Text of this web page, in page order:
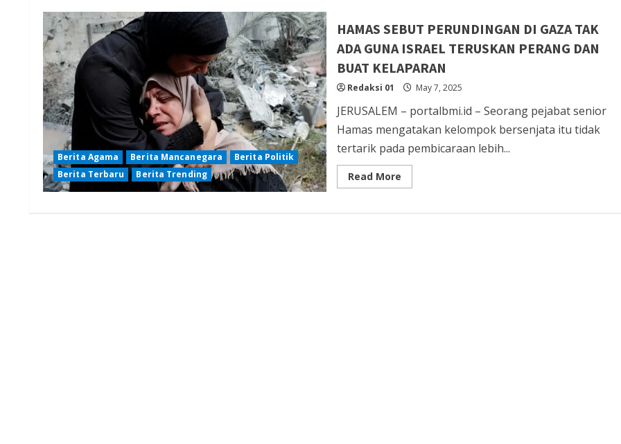
Resmi
Berperang
Lawan
NATO
Berita Agama Berita Mancanegara
Berita Politik
Berita Terbaru
Berita Trending
HAMAS SEBUT PERUNDINGAN DI GAZA TAK
ADA GUNA ISRAEL TERUSKAN PERANG DAN
BUAT KELAPARAN
Redaksi 01 May 7, 2025
JERUSALEM – portalbmi.id – Seorang pejabat senior
Hamas mengatakan kelompok bersenjata itu tidak
tertarik pada pembicaraan lebih...
Read MoreRead
more